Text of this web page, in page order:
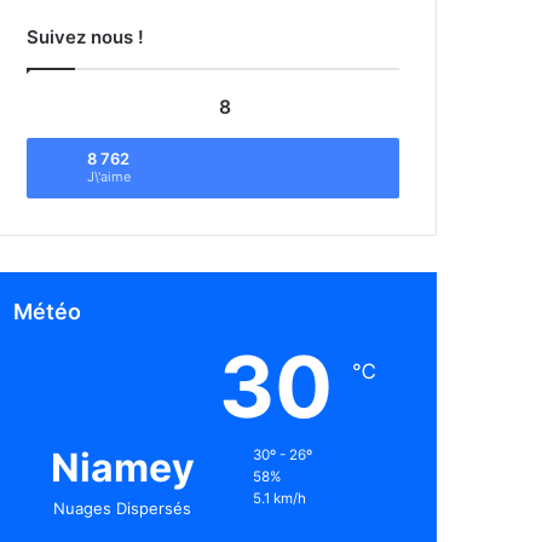
Suivez nous !
8
8 762
J\'aime
Météo
Niamey
Nuages Dispersés
30 ℃
30º - 26º
58%
5.1 km/h